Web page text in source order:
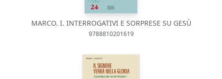
MARCO. I. INTERROGATIVI E SORPRESE SU GESÙ
9788810201619